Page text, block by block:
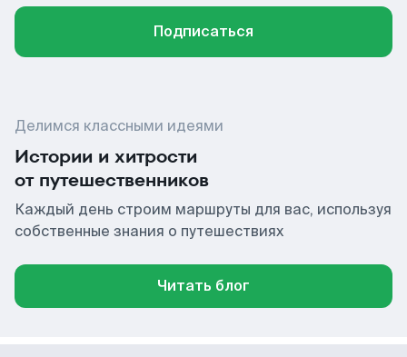
Подписаться
Делимся классными идеями
Истории и хитрости
от путешественников
Каждый день строим маршруты для вас, используя
собственные знания о путешествиях
Читать блог